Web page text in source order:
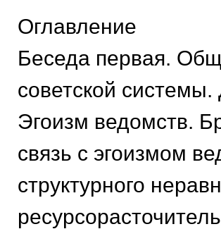
Оглавление
Беседа первая.
советской системы.
Эгоизм ведомств.
связь с эгоизмом
структурного